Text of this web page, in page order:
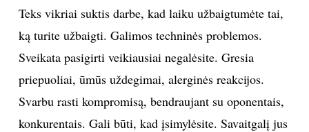
Teks vikriai suktis darbe, kad laiku užbaigtumėte tai,
ką turite užbaigti. Galimos techninės problemos.
Sveikata pasigirti veikiausiai negalėsite. Gresia
priepuoliai, ūmūs uždegimai, alerginės reakcijos.
Svarbu rasti kompromisą, bendraujant su oponentais,
konkurentais. Gali būti, kad įsimylėsite. Savaitgalį jus